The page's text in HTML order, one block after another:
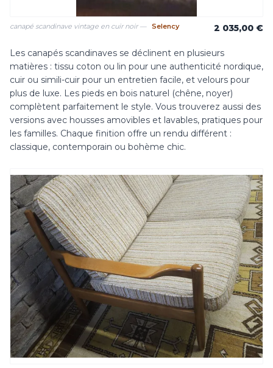
canapé scandinave vintage en cuir noir — Selency 2 035,00 €
Les canapés scandinaves se déclinent en plusieurs
matières : tissu coton ou lin pour une authenticité nordique,
cuir ou simili-cuir pour un entretien facile, et velours pour
plus de luxe. Les pieds en bois naturel (chêne, noyer)
complètent parfaitement le style. Vous trouverez aussi des
versions avec housses amovibles et lavables, pratiques pour
les familles. Chaque finition offre un rendu différent :
classique, contemporain ou bohème chic.